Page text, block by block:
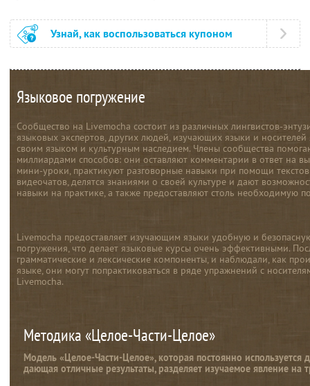
Узнай, как воспользоваться купоном
Языковое погружение
Сообщество на Livemocha состоит из различных лингвистов-
языковых экспертов, других людей, изучающих языки и носителей
своим языком и культурным наследием. Члены сообщества
миллиардами способов: они оставляют комментарии в ответ на
мини-уроки, практикуют разговорные навыки при помощи
видеочатов, делятся знаниями о своей культуре и дают
навыки на практике, а также предоставляют столь необходимую
Livemocha предоставляет изучающим языки удобную и
погружения, что делает языковые курсы очень эффективными.
грамматические и лексические компоненты, и наблюдали, как
языке, они могут попрактиковаться в ряде упражнений с
Livemocha.
Методика «Целое-Части-Целое»
Модель «Целое-Части-Целое», которая постоянно используется
дающая отличные результаты, разделяет изучаемое явление на